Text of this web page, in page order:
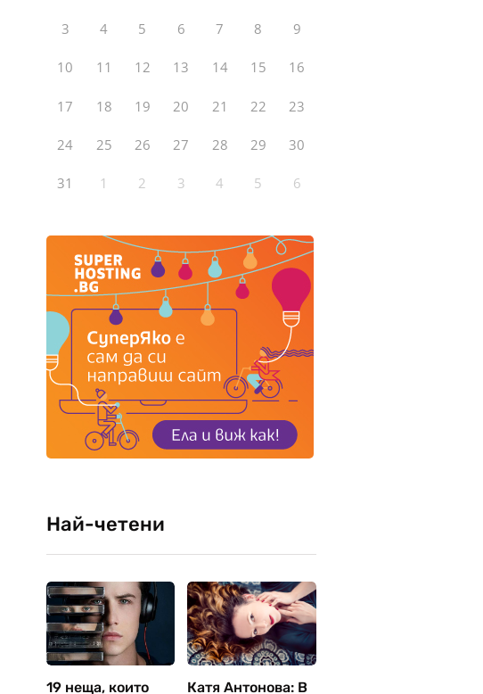
3 4 5 6 7 8 9
10 11 12 13 14 15 16
17 18 19 20 21 22 23
24 25 26 27 28 29 30
31 1 2 3 4 5 6
Най-четени
19 неща, които
Катя Антонова: В